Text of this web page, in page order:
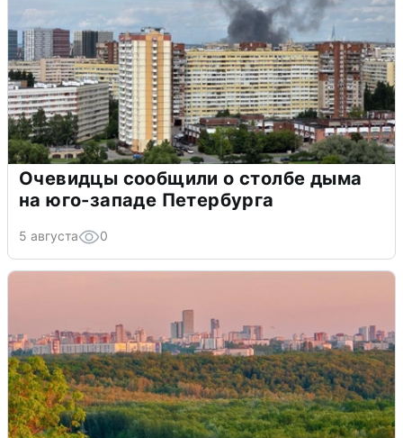
Очевидцы сообщили о столбе дыма
на юго-западе Петербурга
5 августа 0